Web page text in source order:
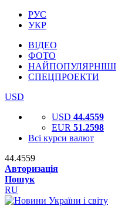
РУС
УКР
ВІДЕО
ФОТО
НАЙПОПУЛЯРНІШІ
СПЕЦПРОЕКТИ
USD
USD 44.4559
EUR 51.2598
Всі курси валют
44.4559
Авторизація
Пошук
RU